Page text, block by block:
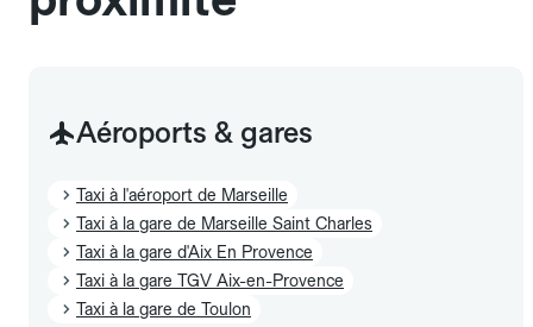
Aéroports & gares
Taxi à l'aéroport de Marseille
Taxi à la gare de Marseille Saint Charles
Taxi à la gare d'Aix En Provence
Taxi à la gare TGV Aix-en-Provence
Taxi à la gare de Toulon